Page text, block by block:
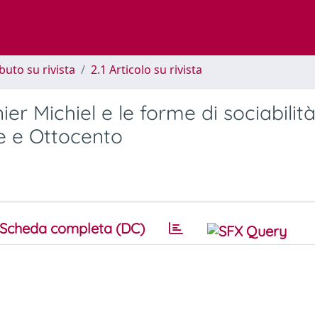
su rivista 2.1 Articolo su rivista
Michiel e le forme di sociabilità
e Ottocento
Scheda completa (DC)